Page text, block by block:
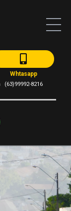
Whtasapp
(63)99992-8216